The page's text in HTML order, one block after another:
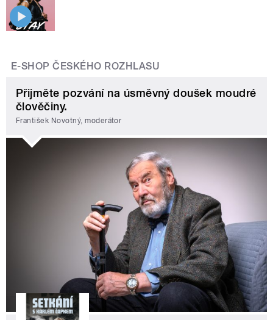
E-SHOP ČESKÉHO ROZHLASU
Přijměte pozvání na úsměvný doušek moudré
člověčiny.
František Novotný, moderátor